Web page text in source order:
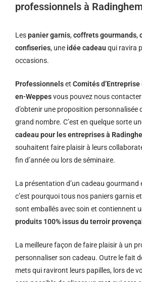
professionnels à
Lespanier garnis,coffrets gourmands,
confiseries, une idée cadeau qui ravira
occasions.
Professionnelset Comités
en-Weppesvous pouvez nous
d’obtenir une proposition personnalisée
grand nombre. C’est en quelque sorte
cadeau pour les entreprises à
souhaitent faire plaisir à leurs
fin d’année ou lors de séminaire.
La présentation d’un cadeau
c’est pourquoi tous nos paniers garnis
sont emballés avec soin et contiennent
produits 100% issus du terroir
La meilleure façon de faire plaisir à un
personnaliser son cadeau. Outre le fait
mets qui raviront leurs papilles, lors de